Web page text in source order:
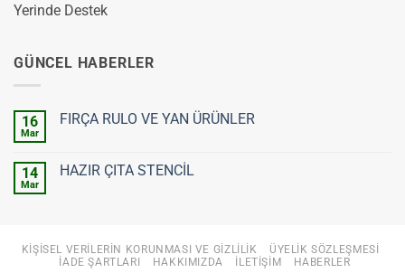
Yerinde Destek
GÜNCEL HABERLER
16
Mar
FIRÇA RULO VE YAN ÜRÜNLER
RULO
14
Mar
HAZIR ÇITA STENCİL
KIŞISEL VERILERIN KORUNMASI VE GIZLILIK
ÜYELIK SÖZLEŞMESI
İADE ŞARTLARI
HAKKIMIZDA İLETIŞIM HABERLER